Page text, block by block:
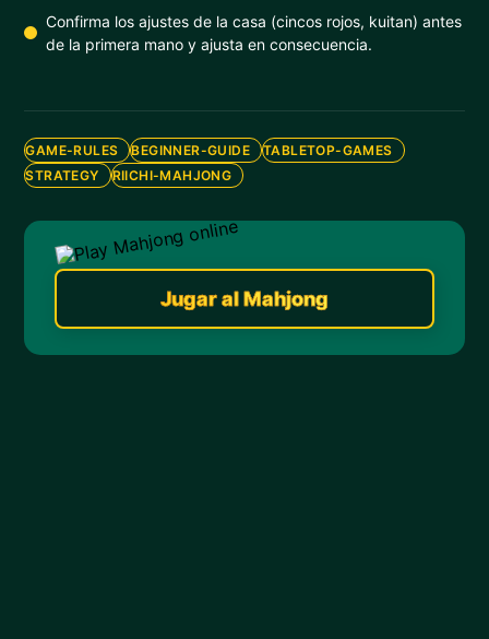
Confirma los ajustes de la casa (cincos rojos, kuitan) antes
de la primera mano y ajusta en consecuencia.
GAME-RULES BEGINNER-GUIDE
TABLETOP-GAMES
STRATEGY
RIICHI-MAHJONG
Jugar al Mahjong